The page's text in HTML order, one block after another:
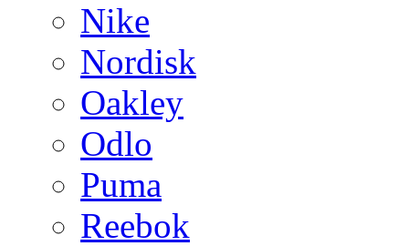
Nike
Nordisk
Oakley
Odlo
Puma
Reebok